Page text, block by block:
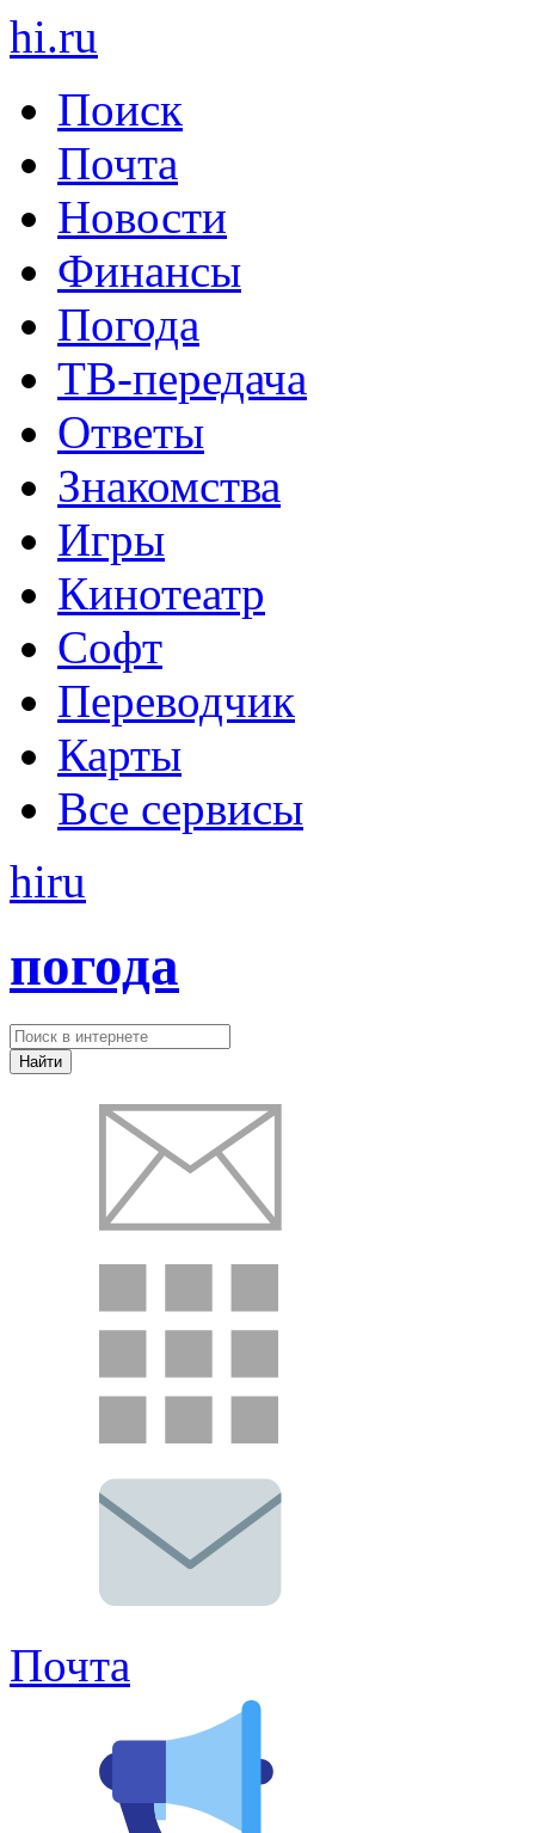
hi.ru
Поиск
Почта
Новости
Финансы
Погода
ТВ-передача
Ответы
Знакомства
Игры
Кинотеатр
Софт
Переводчик
Карты
Все сервисы
hiru
погода
Найти
Почта